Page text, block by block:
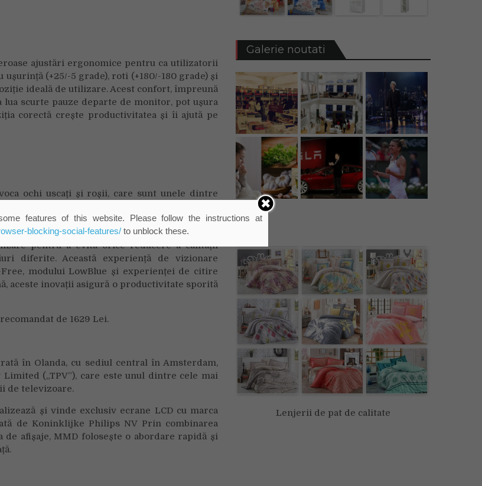
ajustări ergonomice pentru ca utilizatorii
(+25/-5 grade), roti (+180/-180 grade) și
ideală de utilizare. Acest confort, împreună
scurte pauze departe de monitor, pot ușura
corectă crește productivitatea și îi ajută pe
ochi uscați și roșii, care sunt unele dintre
computerizate. Pentru a reduce în mod
monitorul Philips 243S1 îndeplinește
această oboseală a ochilor, fără reflexii
pentru a evita orice reducere a calității
diferite. Această experiență de vizionare
modului LowBlue și experienței de citire
aceste inovații asigură o productivitate sporită
de 1629 Lei.
în Olanda, cu sediul central în Amsterdam,
(„TPV”), care este unul dintre cele mai
de televizoare.
și vinde exclusiv ecrane LCD cu marca
de Koninklijke Philips NV Prin combinarea
afișaje, MMD folosește o abordare rapidă și
Galerie noutati
Lenjerii de pat de calitate
features of this website. Please follow the instructions at
blocking-social-features/to unblock these.